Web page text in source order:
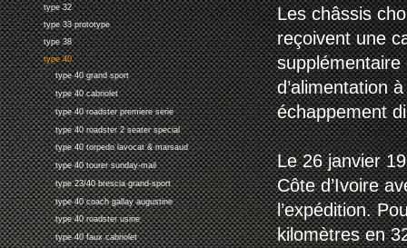
type 32
type 33 prototype
type 38
type 40
type 40 grand sport
type 40 cabriolet
type 40 roadster premiere serie
type 40 roadster 2 seater special
type 40 torpedo lavocat & marsaud
type 40 tourer sunday-mail
type 23/40 brescia grand-sport
type 40 coach gallay augustine
type 40 roadster usine
type 40 faux cabriolet
Les châssis
reçoivent une
supplémentaire
d’alimentation
échappement
Le 26 janvier
Côte d’Ivoire
l’expédition.
kilomètres en